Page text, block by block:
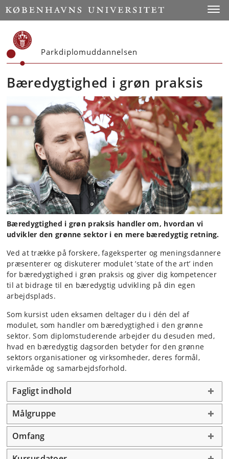
Start
Parkdiplomuddannelsen
Bæredygtighed i grøn praksis
Bæredygtighed i grøn praksis handler om, hvordan vi
udvikler den grønne sektor i en mere bæredygtig retning.
Ved at trække på forskere, fageksperter og meningsdannere
præsenterer og diskuterer modulet ’state of the art’ inden
for bæredygtighed i grøn praksis og giver dig kompetencer
til at bidrage til en bæredygtig udvikling på din egen
arbejdsplads.
Som kursist uden eksamen deltager du i dén del af
modulet, som handler om bæredygtighed i den grønne
sektor. Som diplomstuderende arbejder du desuden med,
hvad en bæredygtig dagsorden betyder for den grønne
sektors organisationer og virksomheder, deres formål,
virkemåde og samarbejdsforhold.
Fagligt indhold
Målgruppe
Omfang